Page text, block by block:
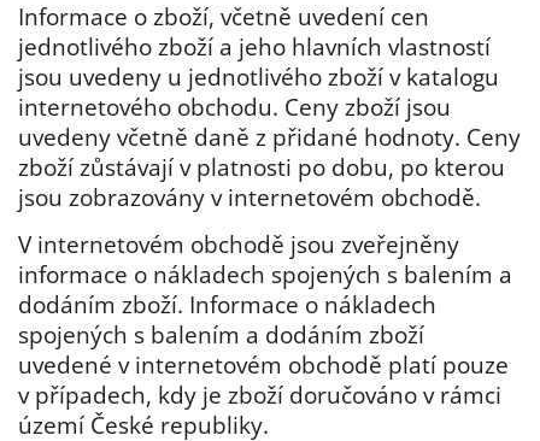
Informace o zboží, včetně uvedení cen
jednotlivého zboží a jeho hlavních vlastností
jsou uvedeny u jednotlivého zboží v katalogu
internetového obchodu. Ceny zboží jsou
uvedeny včetně daně z přidané hodnoty. Ceny
zboží zůstávají v platnosti po dobu, po kterou
jsou zobrazovány v internetovém obchodě.
V internetovém obchodě jsou zveřejněny
informace o nákladech spojených s balením a
dodáním zboží. Informace o nákladech
spojených s balením a dodáním zboží
uvedené v internetovém obchodě platí pouze
v případech, kdy je zboží doručováno v rámci
území České republiky.